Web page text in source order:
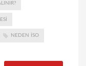
NEDEN ISO